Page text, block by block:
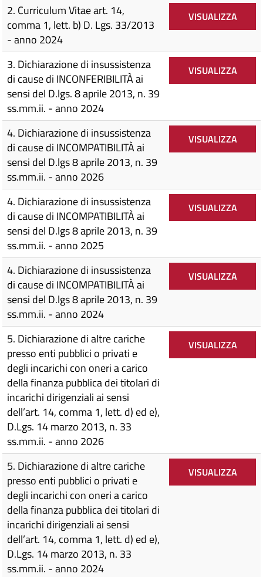
2. Curriculum Vitae art. 14,
comma 1, lett. b) D. Lgs. 33/2013
- anno 2024
VISUALIZZA
3. Dichiarazione di insussistenza
di cause di INCONFERIBILITÀ ai
sensi del D.lgs. 8 aprile 2013, n. 39
ss.mm.ii. - anno 2024
VISUALIZZA
4. Dichiarazione di insussistenza
di cause di INCOMPATIBILITÀ ai
sensi del D.lgs 8 aprile 2013, n. 39
ss.mm.ii. - anno 2026
VISUALIZZA
4. Dichiarazione di insussistenza
di cause di INCOMPATIBILITÀ ai
sensi del D.lgs 8 aprile 2013, n. 39
ss.mm.ii. - anno 2025
VISUALIZZA
4. Dichiarazione di insussistenza
di cause di INCOMPATIBILITÀ ai
sensi del D.lgs 8 aprile 2013, n. 39
ss.mm.ii. - anno 2024
VISUALIZZA
5. Dichiarazione di altre cariche
presso enti pubblici o privati e
degli incarichi con oneri a carico
della finanza pubblica dei titolari di
incarichi dirigenziali ai sensi
dell’art. 14, comma 1, lett. d) ed e),
D.Lgs. 14 marzo 2013, n. 33
ss.mm.ii. - anno 2026
VISUALIZZA
5. Dichiarazione di altre cariche
presso enti pubblici o privati e
degli incarichi con oneri a carico
della finanza pubblica dei titolari di
incarichi dirigenziali ai sensi
dell’art. 14, comma 1, lett. d) ed e),
D.Lgs. 14 marzo 2013, n. 33
ss.mm.ii. - anno 2024
VISUALIZZA